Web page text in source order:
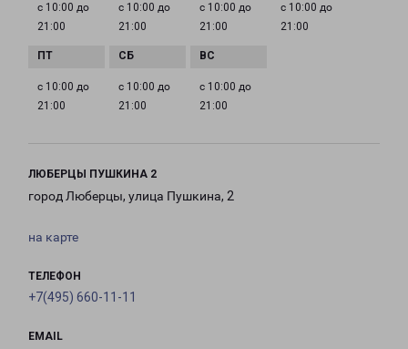
с 10:00 до
21:00
с 10:00 до
21:00
с 10:00 до
21:00
с 10:00 до
21:00
с 10:00 до
21:00
с 10:00 до
21:00
с 10:00 до
21:00
ЛЮБЕРЦЫ ПУШКИНА 2
город Люберцы, улица Пушкина, 2
на карте
ТЕЛЕФОН
+7(495) 660-11-11
EMAIL